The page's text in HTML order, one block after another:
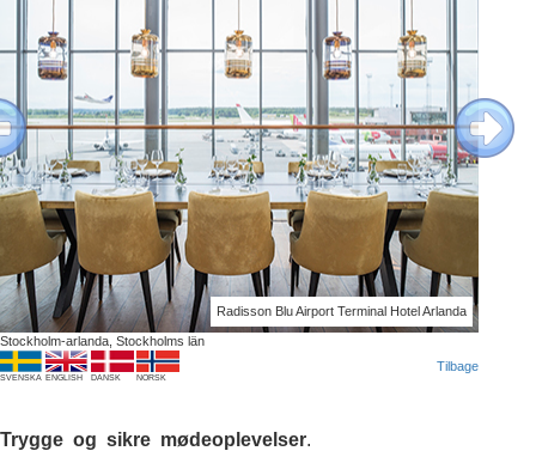
Radisson Blu Airport Terminal Hotel Arlanda
Next
Stockholm-arlanda, Stockholms län
SVENSKA ENGLISH DANSK NORSK
Tilbage
Trygge og sikre mødeoplevelser.